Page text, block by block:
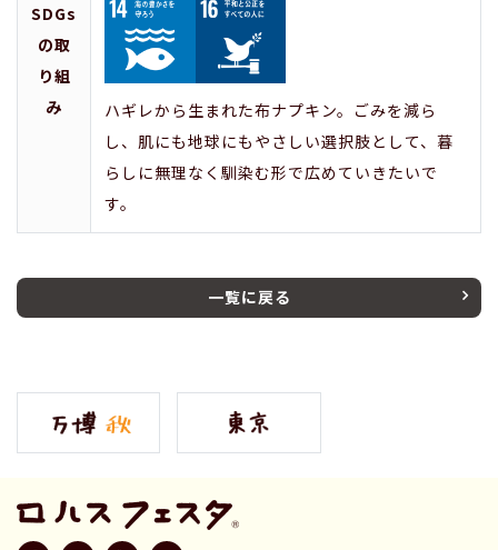
SDGs
の取
り組
み
ハギレから生まれた布ナプキン。ごみを減ら
し、肌にも地球にもやさしい選択肢として、暮
らしに無理なく馴染む形で広めていきたいで
す。
一覧に戻る